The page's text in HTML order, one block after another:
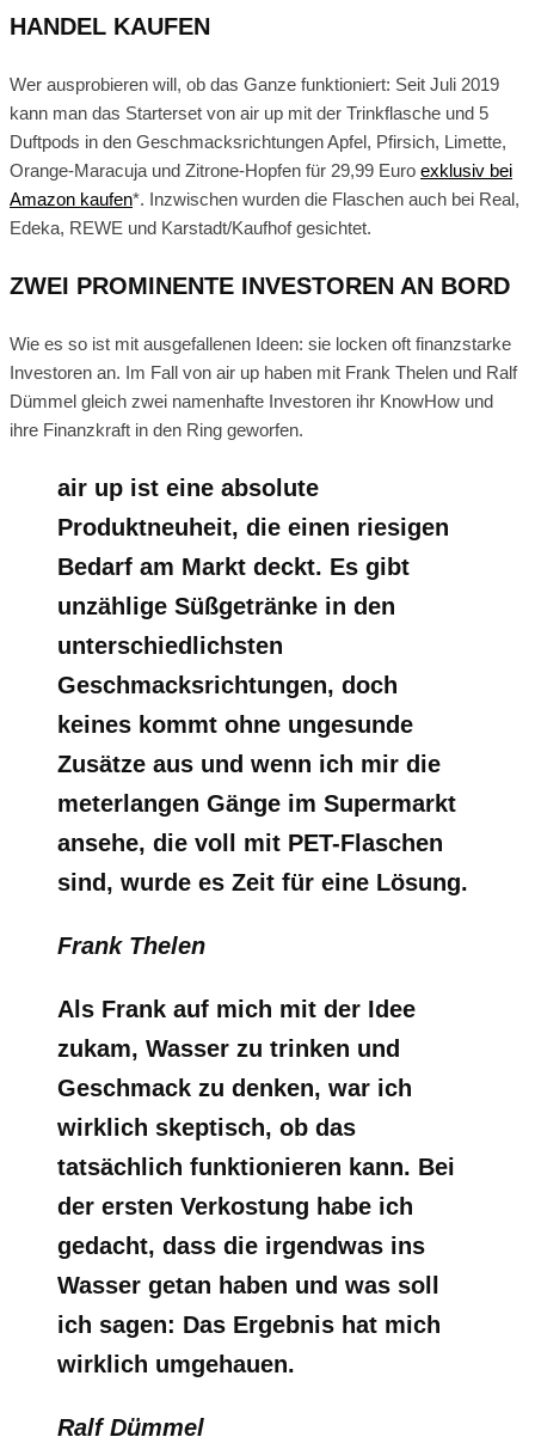
HANDEL KAUFEN
Wer ausprobieren will, ob das Ganze funktioniert: Seit Juli 2019
kann man das Starterset von air up mit der Trinkflasche und 5
Duftpods in den Geschmacksrichtungen Apfel, Pfirsich, Limette,
Orange-Maracuja und Zitrone-Hopfen für 29,99 Euro exklusiv bei
Amazon kaufen*. Inzwischen wurden die Flaschen auch bei Real,
Edeka, REWE und Karstadt/Kaufhof gesichtet.
ZWEI PROMINENTE INVESTOREN AN BORD
Wie es so ist mit ausgefallenen Ideen: sie locken oft finanzstarke
Investoren an. Im Fall von air up haben mit Frank Thelen und Ralf
Dümmel gleich zwei namenhafte Investoren ihr KnowHow und
ihre Finanzkraft in den Ring geworfen.
air up ist eine absolute
Produktneuheit, die einen riesigen
Bedarf am Markt deckt. Es gibt
unzählige Süßgetränke in den
unterschiedlichsten
Geschmacksrichtungen, doch
keines kommt ohne ungesunde
Zusätze aus und wenn ich mir die
meterlangen Gänge im Supermarkt
ansehe, die voll mit PET-Flaschen
sind, wurde es Zeit für eine Lösung.
Frank Thelen
Als Frank auf mich mit der Idee
zukam, Wasser zu trinken und
Geschmack zu denken, war ich
wirklich skeptisch, ob das
tatsächlich funktionieren kann. Bei
der ersten Verkostung habe ich
gedacht, dass die irgendwas ins
Wasser getan haben und was soll
ich sagen: Das Ergebnis hat mich
wirklich umgehauen.
Ralf Dümmel